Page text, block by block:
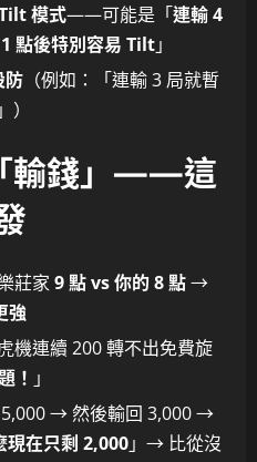
模式——可能是「連輸 4
點後特別容易 Tilt」
防 （例如：「連輸 3 局就暫
輸錢」——這
莊家 9 點 vs 你的 8 點→
強
機連續 200 轉不出免費旋
！ 」
5,000 → 然後輸回 3,000 →
現在只剩 2,000」→ 比從沒